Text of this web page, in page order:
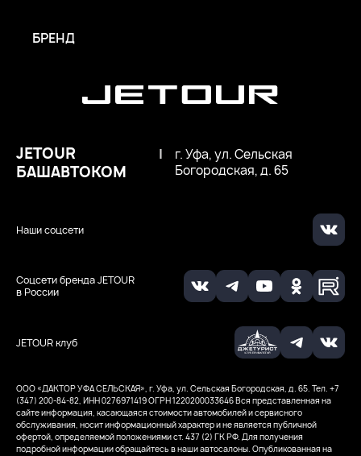
JETOUR клуб
Соцсети бренда JETOUR
в России
Наши соцсети
JETOUR
БАШАВТОКОМ
|
г. Уфа, ул. Сельская
Богородская, д. 65
БРЕНД
ООО «ДАКТОР УФА СЕЛЬСКАЯ», г. Уфа, ул. Сельская Богородская, д. 65. Тел. +7
(347) 200-84-82, ИНН 0276971419ОГРН 1220200033646Вся представленная на
сайте информация, касающаяся стоимости автомобилей и сервисного
обслуживания, носит информационный характер и не является публичной
офертой, определяемой положениями ст. 437 (2) ГК РФ. Для получения
подробной информации обращайтесь в наши автосалоны. Опубликованная на